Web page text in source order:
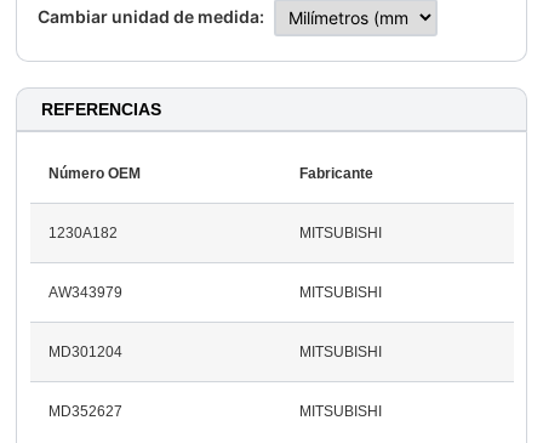
Cambiar unidad de medida:
REFERENCIAS
Número OEM Fabricante
1230A182 MITSUBISHI
AW343979 MITSUBISHI
MD301204 MITSUBISHI
MD352627 MITSUBISHI